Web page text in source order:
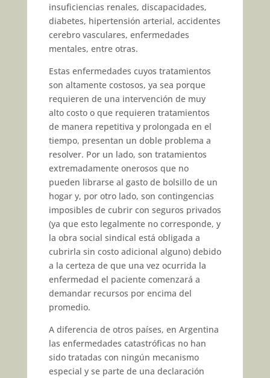
insuficiencias renales, discapacidades,
diabetes, hipertensión arterial, accidentes
cerebro vasculares, enfermedades
mentales, entre otras.
Estas enfermedades cuyos tratamientos
son altamente costosos, ya sea porque
requieren de una intervención de muy
alto costo o que requieren tratamientos
de manera repetitiva y prolongada en el
tiempo, presentan un doble problema a
resolver. Por un lado, son tratamientos
extremadamente onerosos que no
pueden librarse al gasto de bolsillo de un
hogar y, por otro lado, son contingencias
imposibles de cubrir con seguros privados
(ya que esto legalmente no corresponde, y
la obra social sindical está obligada a
cubrirla sin costo adicional alguno) debido
a la certeza de que una vez ocurrida la
enfermedad el paciente comenzará a
demandar recursos por encima del
promedio.
A diferencia de otros países, en Argentina
las enfermedades catastróficas no han
sido tratadas con ningún mecanismo
especial y se parte de una declaración